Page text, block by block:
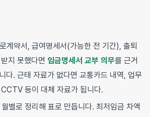
계약서, 급여명세서(가능한 전 기간), 출퇴
지 못했다면 임금명세서 교부 의무를 근거
다. 근태 자료가 없다면 교통카드 내역, 업무
등이 대체 자료가 됩니다.
별로 정리해 표로 만듭니다. 최저임금 차액